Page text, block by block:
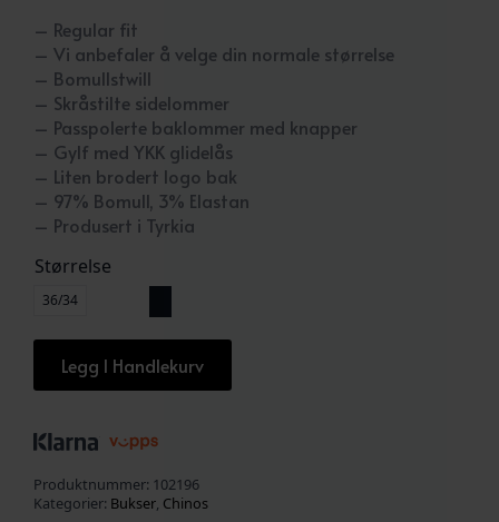
– Regular fit
– Vi anbefaler å velge din normale størrelse
– Bomullstwill
– Skråstilte sidelommer
– Passpolerte baklommer med knapper
– Gylf med YKK glidelås
– Liten brodert logo bak
– 97% Bomull, 3% Elastan
– Produsert i Tyrkia
Størrelse
36/34
Legg I Handlekurv
Produktnummer: 102196
Kategorier: Bukser, Chinos